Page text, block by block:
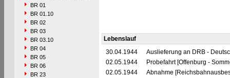
BR 01
BR 01.10
BR 02
BR 03
BR 03.10
BR 04
BR 05
BR 06
BR 23
Lebenslauf
30.04.1944
Auslieferung an DRB -
02.05.1944
Probefahrt [Offenburg -
02.05.1944
Abnahme